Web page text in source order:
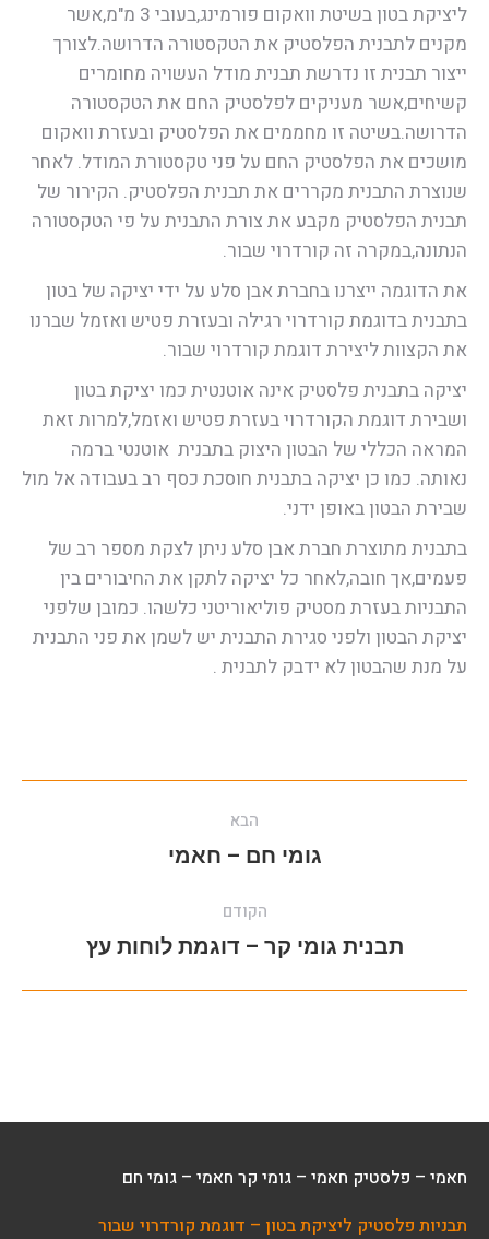
ליציקת בטון בשיטת וואקום פורמינג,בעובי 3 מ"מ,אשר
מקנים לתבנית הפלסטיק את הטקסטורה הדרושה.לצורך
ייצור תבנית זו נדרשת תבנית מודל העשויה מחומרים
קשיחים,אשר מעניקים לפלסטיק החם את הטקסטורה
הדרושה.בשיטה זו מחממים את הפלסטיק ובעזרת וואקום
מושכים את הפלסטיק החם על פני טקסטורת המודל. לאחר
שנוצרת התבנית מקררים את תבנית הפלסטיק. הקירור של
תבנית הפלסטיק מקבע את צורת התבנית על פי הטקסטורה
הנתונה,במקרה זה קורדרוי שבור.
את הדוגמה ייצרנו בחברת אבן סלע על ידי יציקה של בטון
בתבנית בדוגמת קורדרוי רגילה ובעזרת פטיש ואזמל שברנו
את הקצוות ליצירת דוגמת קורדרוי שבור.
יציקה בתבנית פלסטיק אינה אוטנטית כמו יציקת בטון
ושבירת דוגמת הקורדרוי בעזרת פטיש ואזמל,למרות זאת
המראה הכללי של הבטון היצוק בתבנית אוטנטי ברמה
נאותה. כמו כן יציקה בתבנית חוסכת כסף רב בעבודה אל מול
שבירת הבטון באופן ידני.
בתבנית מתוצרת חברת אבן סלע ניתן לצקת מספר רב של
פעמים,אך חובה,לאחר כל יציקה לתקן את החיבורים בין
התבניות בעזרת מסטיק פוליאוריטני כלשהו. כמובן שלפני
יציקת הבטון ולפני סגירת התבנית יש לשמן את פני התבנית
על מנת שהבטון לא ידבק לתבנית .
navigation
הקודם
הקודם
תבנית גומי קר – דוגמת לוחות עץ
הבא
הבא
גומי חם – חאמי
חאמי – פלסטיק חאמי – גומי קר חאמי – גומי חם
תבניות פלסטיק ליציקת בטון – דוגמת קורדרוי שבור